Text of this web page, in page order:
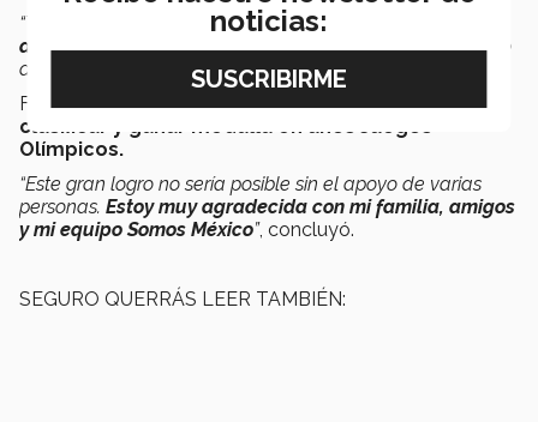
“También
rodearme de personas en las que confío,
aprendo y me ayudan a ser mi mejor versión. Formando
amistades y un equipo muy valioso” , agregó.
Finalmente, Mariana compartió quesu objetivo es
clasificar y ganar medalla en unos Juegos
Olímpicos.
“Este gran logro no sería posible sin el apoyo de varias
personas. Estoy muy agradecida con mi familia, amigos
y mi equipo Somos México”, concluyó.
SEGURO QUERRÁS LEER TAMBIÉN:
noticias: